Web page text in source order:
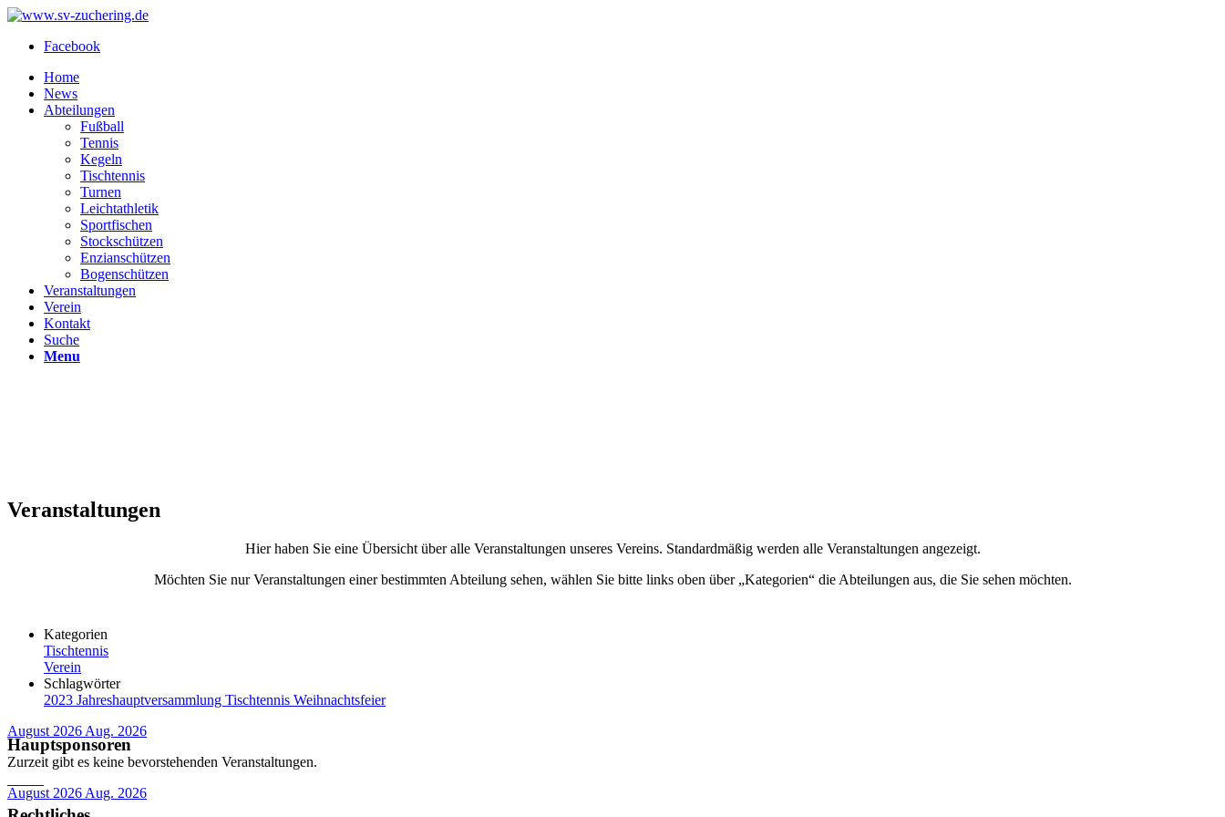
Facebook
Home
News
Abteilungen
Fußball
Tennis
Kegeln
Tischtennis
Turnen
Leichtathletik
Sportfischen
Stockschützen
Enzianschützen
Bogenschützen
Veranstaltungen
Verein
Kontakt
Suche
Menu
Veranstaltungen
Hier haben Sie eine Übersicht über alle Veranstaltungen unseres Vereins. Standardmäßig werden alle Veranstaltungen angezeigt.
Möchten Sie nur Veranstaltungen einer bestimmten Abteilung sehen, wählen Sie bitte links oben über „Kategorien“ die Abteilungen aus, die Sie sehen möchten.
Kategorien
Tischtennis
Verein
Schlagwörter
2023 Jahreshauptversammlung Tischtennis Weihnachtsfeier
August 2026 Aug. 2026
Zurzeit gibt es keine bevorstehenden Veranstaltungen.
August 2026 Aug. 2026
Hauptsponsoren